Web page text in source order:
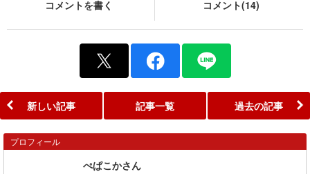
コメントを書く コメント(14)
新しい記事 記事一覧 過去の記事
プロフィール
ぺぱこかさん